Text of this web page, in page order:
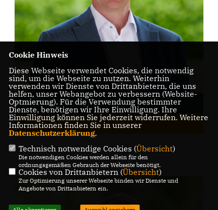
Ulrich Eikenhorst
Varl
Cookie Hinweis
Diese Webseite verwendet Cookies, die notwendig
sind, um die Webseite zu nutzen. Weiterhin
verwenden wir Dienste von Drittanbietern, die uns
helfen, unser Webangebot zu verbessern (Website-
Optmierung). Für die Verwendung bestimmter
Dienste, benötigen wir Ihre Einwilligung. Ihre
Einwilligung können Sie jederzeit widerrufen. Weitere
Informationen finden Sie in unserer
Datenschutzerklärung.
Technisch notwendige Cookies (Übersicht)
Die notwendigen Cookies werden allein für den
ordnungsgemäßen Gebrauch der Webseite benötigt.
Cookies von Drittanbietern (Übersicht)
Zur Optimierung unserer Webseite binden wir Dienste und
Angebote von Drittanbietern ein.